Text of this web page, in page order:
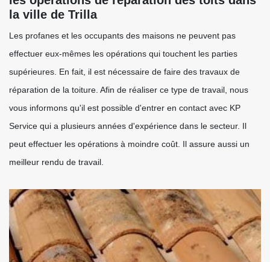
la ville de Trilla
Les profanes et les occupants des maisons ne peuvent pas
effectuer eux-mêmes les opérations qui touchent les parties
supérieures. En fait, il est nécessaire de faire des travaux de
réparation de la toiture. Afin de réaliser ce type de travail, nous
vous informons qu'il est possible d'entrer en contact avec KP
Service qui a plusieurs années d'expérience dans le secteur. Il
peut effectuer les opérations à moindre coût. Il assure aussi un
meilleur rendu de travail.